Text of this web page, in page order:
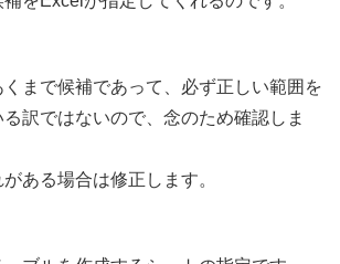
まで候補であって、必ず正しい範囲を
訳ではないので、念のため確認しま
ある場合は修正します。